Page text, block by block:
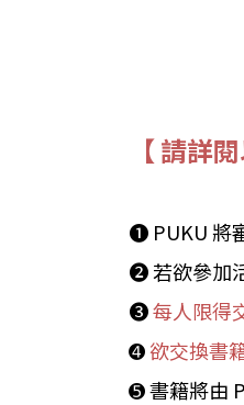
【 請詳
➊ PUKU 將
➋ 若欲參加
➌每人限得
➍欲交換書
➎ 書籍將由